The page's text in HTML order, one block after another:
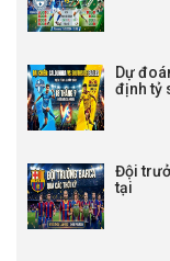
Dự
định tỷ
Đội
tại